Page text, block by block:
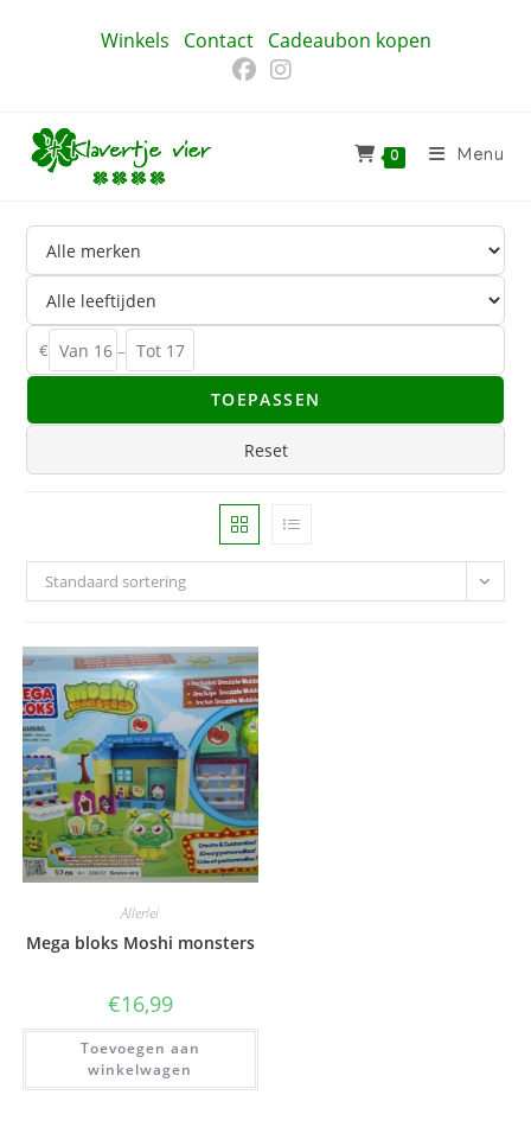
Winkels Contact Cadeaubon kopen
0 Menu
€ –
TOEPASSEN
Reset
Standaard sortering
Allerlei
Mega bloks Moshi monsters
€16,99
Toevoegen aan
winkelwagen